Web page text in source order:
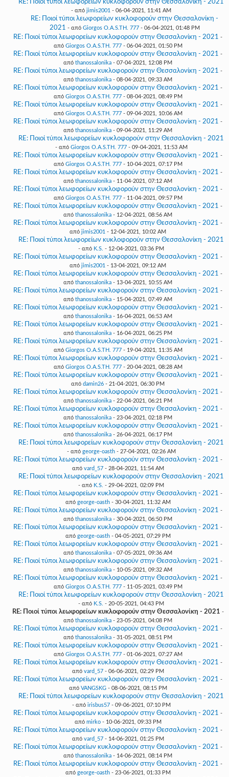
RE: Ποιοί τύποι λεωφορείων κυκλοφορούν στην Θεσσαλονίκη - 2021
- από jimis2001 - 06-04-2021, 11:41 AM
RE: Ποιοί τύποι λεωφορείων κυκλοφορούν στην Θεσσαλονίκη -
2021 - από Giorgos O.A.S.TH. 777- 06-04-2021, 01:48 PM
RE: Ποιοί τύποι λεωφορείων κυκλοφορούν στην Θεσσαλονίκη - 2021 -
από Giorgos O.A.S.TH. 777- 06-04-2021, 01:50 PM
RE: Ποιοί τύποι λεωφορείων κυκλοφορούν στην Θεσσαλονίκη - 2021 -
από thanossalonika - 07-04-2021, 12:08 PM
RE: Ποιοί τύποι λεωφορείων κυκλοφορούν στην Θεσσαλονίκη - 2021 -
από thanossalonika - 08-04-2021, 09:33 AM
RE: Ποιοί τύποι λεωφορείων κυκλοφορούν στην Θεσσαλονίκη - 2021 -
από Giorgos O.A.S.TH. 777- 08-04-2021, 08:49 PM
RE: Ποιοί τύποι λεωφορείων κυκλοφορούν στην Θεσσαλονίκη - 2021 -
από Giorgos O.A.S.TH. 777- 09-04-2021, 10:06 AM
RE: Ποιοί τύποι λεωφορείων κυκλοφορούν στην Θεσσαλονίκη - 2021 -
από thanossalonika - 09-04-2021, 11:29 AM
RE: Ποιοί τύποι λεωφορείων κυκλοφορούν στην Θεσσαλονίκη - 2021
- από Giorgos O.A.S.TH. 777- 09-04-2021, 11:53 AM
RE: Ποιοί τύποι λεωφορείων κυκλοφορούν στην Θεσσαλονίκη - 2021 -
από Giorgos O.A.S.TH. 777- 10-04-2021, 07:17 PM
RE: Ποιοί τύποι λεωφορείων κυκλοφορούν στην Θεσσαλονίκη - 2021 -
από thanossalonika - 11-04-2021, 07:12 AM
RE: Ποιοί τύποι λεωφορείων κυκλοφορούν στην Θεσσαλονίκη - 2021 -
από Giorgos O.A.S.TH. 777- 11-04-2021, 09:57 PM
RE: Ποιοί τύποι λεωφορείων κυκλοφορούν στην Θεσσαλονίκη - 2021 -
από thanossalonika - 12-04-2021, 08:56 AM
RE: Ποιοί τύποι λεωφορείων κυκλοφορούν στην Θεσσαλονίκη - 2021 -
από jimis2001 - 12-04-2021, 10:02 AM
RE: Ποιοί τύποι λεωφορείων κυκλοφορούν στην Θεσσαλονίκη - 2021
- από K.S. - 12-04-2021, 03:36 PM
RE: Ποιοί τύποι λεωφορείων κυκλοφορούν στην Θεσσαλονίκη - 2021 -
από jimis2001 - 13-04-2021, 09:12 AM
RE: Ποιοί τύποι λεωφορείων κυκλοφορούν στην Θεσσαλονίκη - 2021 -
από thanossalonika - 13-04-2021, 10:55 AM
RE: Ποιοί τύποι λεωφορείων κυκλοφορούν στην Θεσσαλονίκη - 2021 -
από thanossalonika - 15-04-2021, 07:49 AM
RE: Ποιοί τύποι λεωφορείων κυκλοφορούν στην Θεσσαλονίκη - 2021 -
από thanossalonika - 16-04-2021, 06:53 AM
RE: Ποιοί τύποι λεωφορείων κυκλοφορούν στην Θεσσαλονίκη - 2021 -
από thanossalonika - 16-04-2021, 06:25 PM
RE: Ποιοί τύποι λεωφορείων κυκλοφορούν στην Θεσσαλονίκη - 2021 -
από Giorgos O.A.S.TH. 777- 19-04-2021, 11:35 AM
RE: Ποιοί τύποι λεωφορείων κυκλοφορούν στην Θεσσαλονίκη - 2021 -
από Giorgos O.A.S.TH. 777- 20-04-2021, 08:28 AM
RE: Ποιοί τύποι λεωφορείων κυκλοφορούν στην Θεσσαλονίκη - 2021 -
από damin26 - 21-04-2021, 06:30 PM
RE: Ποιοί τύποι λεωφορείων κυκλοφορούν στην Θεσσαλονίκη - 2021 -
από thanossalonika - 22-04-2021, 06:21 PM
RE: Ποιοί τύποι λεωφορείων κυκλοφορούν στην Θεσσαλονίκη - 2021 -
από thanossalonika - 23-04-2021, 02:18 PM
RE: Ποιοί τύποι λεωφορείων κυκλοφορούν στην Θεσσαλονίκη - 2021 -
από thanossalonika - 26-04-2021, 06:17 PM
RE: Ποιοί τύποι λεωφορείων κυκλοφορούν στην Θεσσαλονίκη - 2021
- από george-oasth- 27-04-2021, 02:26 AM
RE: Ποιοί τύποι λεωφορείων κυκλοφορούν στην Θεσσαλονίκη - 2021 -
από vard_57- 28-04-2021, 11:54 AM
RE: Ποιοί τύποι λεωφορείων κυκλοφορούν στην Θεσσαλονίκη - 2021
- από K.S. - 29-04-2021, 02:09 PM
RE: Ποιοί τύποι λεωφορείων κυκλοφορούν στην Θεσσαλονίκη - 2021 -
από george-oasth- 30-04-2021, 11:32 AM
RE: Ποιοί τύποι λεωφορείων κυκλοφορούν στην Θεσσαλονίκη - 2021 -
από thanossalonika - 30-04-2021, 06:50 PM
RE: Ποιοί τύποι λεωφορείων κυκλοφορούν στην Θεσσαλονίκη - 2021 -
από george-oasth- 04-05-2021, 07:29 PM
RE: Ποιοί τύποι λεωφορείων κυκλοφορούν στην Θεσσαλονίκη - 2021 -
από thanossalonika - 07-05-2021, 09:36 AM
RE: Ποιοί τύποι λεωφορείων κυκλοφορούν στην Θεσσαλονίκη - 2021 -
από thanossalonika - 10-05-2021, 09:32 AM
RE: Ποιοί τύποι λεωφορείων κυκλοφορούν στην Θεσσαλονίκη - 2021 -
από Giorgos O.A.S.TH. 777- 11-05-2021, 03:49 PM
RE: Ποιοί τύποι λεωφορείων κυκλοφορούν στην Θεσσαλονίκη - 2021
- από K.S. - 20-05-2021, 04:43 PM
RE: Ποιοί τύποι λεωφορείων κυκλοφορούν στην Θεσσαλονίκη - 2021 -
από thanossalonika - 23-05-2021, 04:08 PM
RE: Ποιοί τύποι λεωφορείων κυκλοφορούν στην Θεσσαλονίκη - 2021 -
από thanossalonika - 31-05-2021, 08:51 PM
RE: Ποιοί τύποι λεωφορείων κυκλοφορούν στην Θεσσαλονίκη - 2021 -
από Giorgos O.A.S.TH. 777- 01-06-2021, 07:27 AM
RE: Ποιοί τύποι λεωφορείων κυκλοφορούν στην Θεσσαλονίκη - 2021 -
από vard_57- 06-06-2021, 02:29 PM
RE: Ποιοί τύποι λεωφορείων κυκλοφορούν στην Θεσσαλονίκη - 2021 -
από VANGSKG- 08-06-2021, 08:15 PM
RE: Ποιοί τύποι λεωφορείων κυκλοφορούν στην Θεσσαλονίκη - 2021
- από irisbus57- 09-06-2021, 07:10 PM
RE: Ποιοί τύποι λεωφορείων κυκλοφορούν στην Θεσσαλονίκη - 2021 -
από mirko- 10-06-2021, 09:33 PM
RE: Ποιοί τύποι λεωφορείων κυκλοφορούν στην Θεσσαλονίκη - 2021 -
από vard_57- 14-06-2021, 01:25 PM
RE: Ποιοί τύποι λεωφορείων κυκλοφορούν στην Θεσσαλονίκη - 2021 -
από thanossalonika - 14-06-2021, 08:14 PM
RE: Ποιοί τύποι λεωφορείων κυκλοφορούν στην Θεσσαλονίκη - 2021 -
από george-oasth- 23-06-2021, 01:33 PM